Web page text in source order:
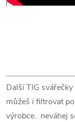
Další TIG
můžeš i filtrovat
výrobce.. neváhej